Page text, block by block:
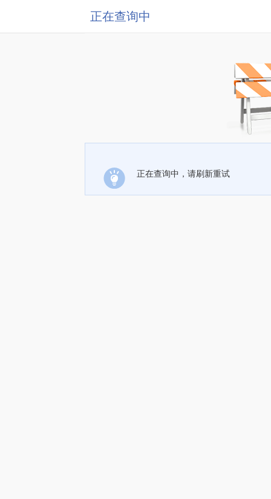
正在查询中
正在查询中，请刷新重试